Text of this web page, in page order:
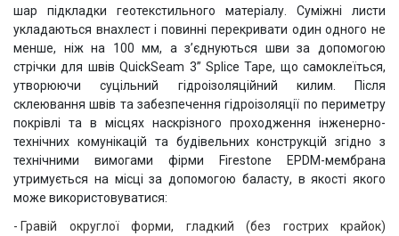
шар підкладки геотекстильного матеріалу. Суміжні листи
укладаються внахлест і повинні перекривати один одного не
менше, ніж на 100 мм, а з’єднуються шви за допомогою
стрічки для швів QuickSeam 3” Splice Tape, що самоклеїться,
утворюючи суцільний гідроізоляційний килим. Після
склеювання швів та забезпечення гідроізоляції по периметру
покрівлі та в місцях наскрізного проходження інженерно-
технічних комунікацій та будівельних конструкцій згідно з
технічними вимогами фірми Firestone EPDM-мембрана
утримується на місці за допомогою баласту, в якості якого
може використовуватися:
Гравій округлої форми, гладкий (без гострих крайок)